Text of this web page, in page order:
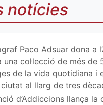
mp
art
ir
en
Tw
itt
notícies
Paco Adsuar dona a
una col·lecció de més de
de la vida quotidiana i
al llarg de tres
d’Addiccions llança la